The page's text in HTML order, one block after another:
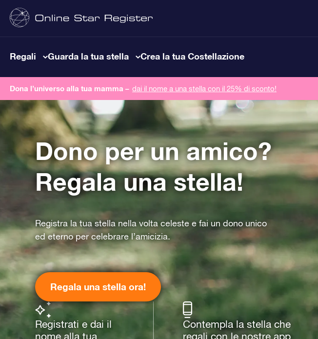
Regali Guarda la tua stella Crea la tua Costellazione
Dona l’universo alla tua mamma – dai il nome a una stella con il 25% di sconto!
Dono per un amico?
Regala una stella!
Registra la tua stella nella volta celeste e fai un dono unico
ed eterno per celebrare l’amicizia.
Regala una stella ora!
Registrati e dai il
nome alla tua
Contempla la stella che
regali con le nostre app